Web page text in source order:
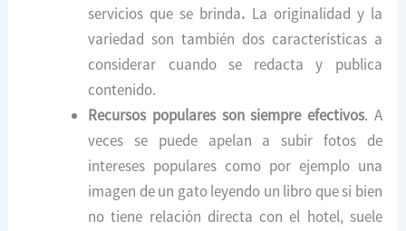
servicios que se brinda. La originalidad y la
variedad son también dos características a
considerar cuando se redacta y publica
contenido.
Recursos populares son siempre efectivos. A
veces se puede apelan a subir fotos de
intereses populares como por ejemplo una
imagen de un gato leyendo un libro que si bien
no tiene relación directa con el hotel, suele